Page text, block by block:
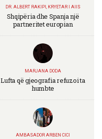
DR. ALBERT RAKIPI, KRYETAR I AIIS
Shqipëria dhe Spanja një
partneritet europian
MARJANA DODA
Lufta që gjeografia refuzoi ta
humbte
AMBASADOR ARBEN CICI